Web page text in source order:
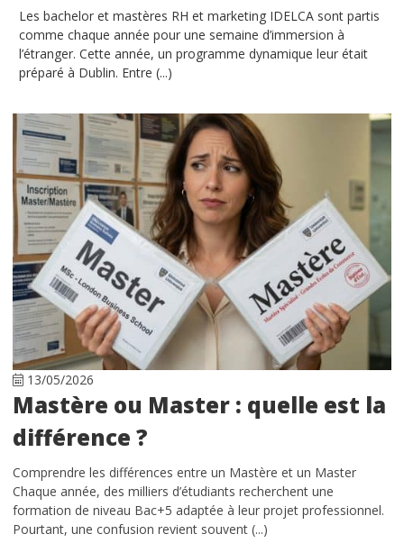
Les bachelor et mastères RH et marketing IDELCA sont partis
comme chaque année pour une semaine d’immersion à
l’étranger. Cette année, un programme dynamique leur était
préparé à Dublin. Entre (...)
13/05/2026
Mastère ou Master : quelle est la
différence ?
Comprendre les différences entre un Mastère et un Master
Chaque année, des milliers d’étudiants recherchent une
formation de niveau Bac+5 adaptée à leur projet professionnel.
Pourtant, une confusion revient souvent (...)